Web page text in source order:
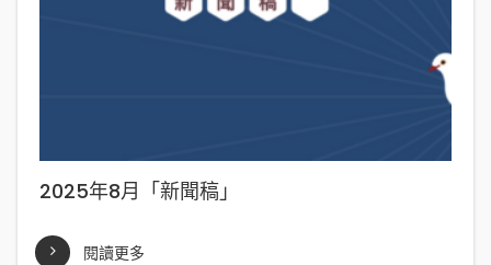
2025年8月「新聞稿」
閱讀更多